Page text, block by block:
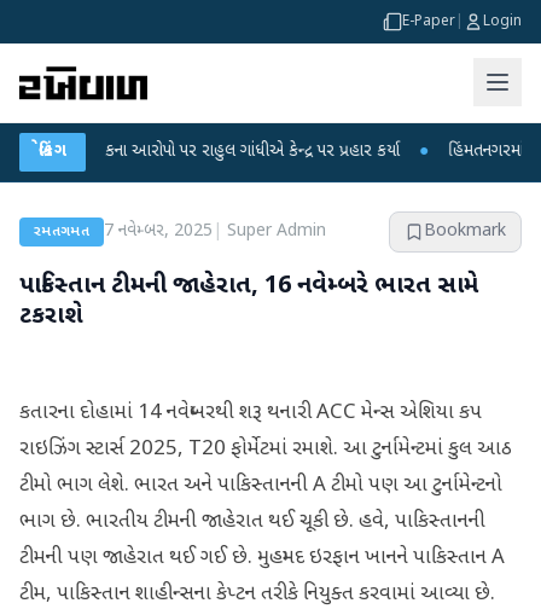
E-Paper Login
બ્રેકિંગ
લીકના આરોપો પર રાહુલ ગાંધીએ કેન્દ્ર પર પ્રહાર કર્યા ● હિંમતનગરમાં રહસ્યમય
રમતગમત 7 નવેમ્બર, 2025 Super Admin Bookmark
પાકિસ્તાન ટીમની જાહેરાત, 16 નવેમ્બરે ભારત સામે
ટકરાશે
કતારના દોહામાં 14 નવેમ્બરથી શરૂ થનારી ACC મેન્સ એશિયા કપ
રાઇઝિંગ સ્ટાર્સ 2025, T20 ફોર્મેટમાં રમાશે. આ ટુર્નામેન્ટમાં કુલ આઠ
ટીમો ભાગ લેશે. ભારત અને પાકિસ્તાનની A ટીમો પણ આ ટુર્નામેન્ટનો
ભાગ છે. ભારતીય ટીમની જાહેરાત થઈ ચૂકી છે. હવે, પાકિસ્તાનની
ટીમની પણ જાહેરાત થઈ ગઈ છે. મુહમ્મદ ઇરફાન ખાનને પાકિસ્તાન A
ટીમ, પાકિસ્તાન શાહીન્સના કેપ્ટન તરીકે નિયુક્ત કરવામાં આવ્યા છે.